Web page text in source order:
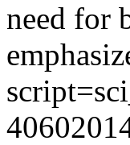
need for